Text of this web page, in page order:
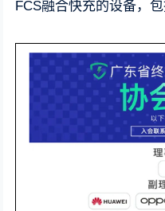
FCS融合快充的设备，